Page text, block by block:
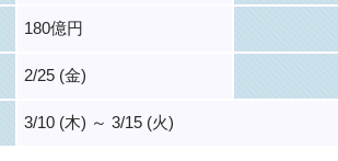
180億円
2/25 (金)
3/10 (木) ～ 3/15 (火)